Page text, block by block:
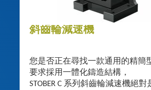
斜齒輪減速機
您是否正在尋找一款通用的精簡
要求採用一體化鑄造結構，
STOBER C 系列斜齒輪減速機絕對